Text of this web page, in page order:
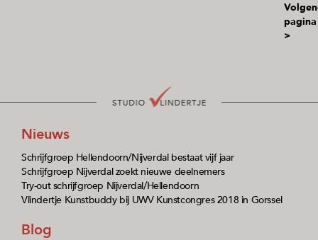
pagina
>
Nieuws
Schrijfgroep Hellendoorn/Nijverdal bestaat vijf jaar
Schrijfgroep Nijverdal zoekt nieuwe deelnemers
Try-out schrijfgroep Nijverdal/Hellendoorn
Vlindertje Kunstbuddy bij UWV Kunstcongres 2018 in Gorssel
Blog